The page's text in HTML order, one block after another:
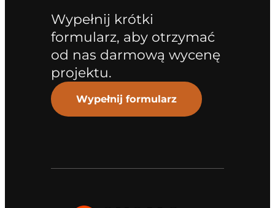
Wypełnij krótki
formularz, aby otrzymać
od nas darmową wycenę
projektu.
Wypełnij formularz